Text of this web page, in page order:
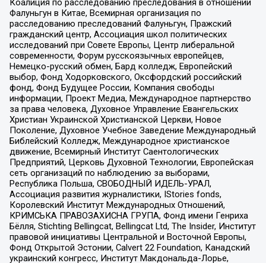
Коалиция по расследованию преследования в отношении
Фалуньгун в Китае, Всемирная организация по
расследованию преследований Фалуньгун, Пражский
гражданский центр, Ассоциация школ политических
исследований при Совете Европы, Центр либеральной
современности, Форум русскоязычных европейцев,
Немецко-русский обмен, Бард колледж, Европейский
выбор, Фонд Ходорковского, Оксфордский российский
фонд, Фонд Будущее России, Компания свободы
информации, Проект Медиа, Международное партнерство
за права человека, Духовное Управление Евангельских
Христиан Украинской Христианской Церкви, Новое
Поколение, Духовное Учебное Заведение Международный
Библейский Колледж, Международное христианское
движение, Всемирный Институт Саентологических
Предприятий, Церковь Духовной Технологии, Европейская
сеть организаций по наблюдению за выборами,
Республика Польша, СВОБОДНЫЙ ИДЕЛЬ-УРАЛ,
Ассоциация развития журналистики, IStories fonds,
Королевский Институт Международных Отношений,
КРИМСЬКА ПРАВОЗАХИСНА ГРУПА, Фонд имени Генриха
Бёлля, Stichting Bellingcat, Bellingcat Ltd, The Insider, Институт
правовой инициативы Центральной и Восточной Европы,
Фонд Открытой Эстонии, Calvert 22 Foundation, Канадский
украинский конгресс, Институт Макдональда-Лорье,